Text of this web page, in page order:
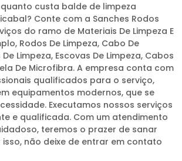
custa balde de limpeza
Conte com a Sanches Rodos
do ramo de Materiais De Limpeza E
Rodos De Limpeza, Cabo De
Limpeza, Escovas De Limpeza, Cabos
De Microfibra. A empresa conta com
qualificados para o serviço,
equipamentos modernos, que se
Executamos nossos serviços
e qualificada. Com um atendimento
teremos o prazer de sanar
isso, não deixe de entrar em contato